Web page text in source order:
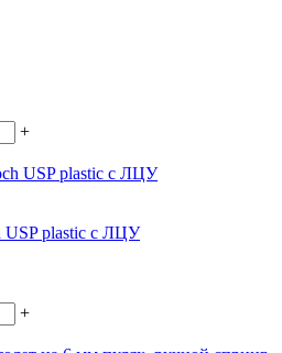
+
USP plastic с ЛЦУ
+